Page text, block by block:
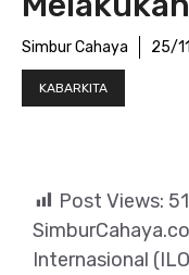
Simbur Cahaya 25/
KABARKITA
Post Views:
Internasional